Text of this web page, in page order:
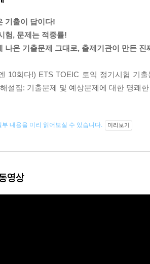
기출이 답이다!
험, 문제는 적중률!
나온 기출문제 그대로, 출제기관이 만든
10회다!) ETS TOEIC 토익 정기시험 기
설집: 기출문제 및 예상문제에 대한 명쾌
부 내용을 미리 읽어보실 수 있습니다. 미리보기
영상